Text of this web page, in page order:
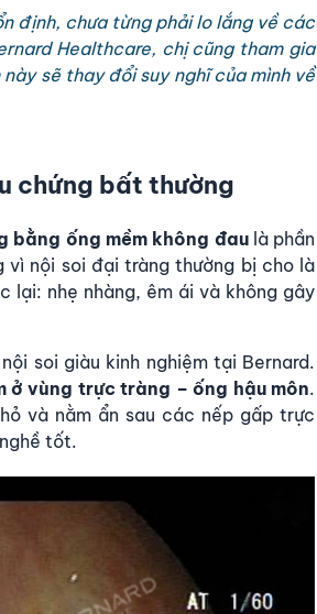
định, chưa từng phải lo lắng về các
Healthcare, chị cũng tham gia
sẽ thay đổi suy nghĩ của mình về
chứng bất thường
bằng ống mềm không đaulà phần
nội soi đại tràng thường bị cho là
lại: nhẹ nhàng, êm ái và không gây
soi giàu kinh nghiệm tại Bernard.
ở vùng trực tràng – ống hậu môn.
và nằm ẩn sau các nếp gấp trực
tốt.